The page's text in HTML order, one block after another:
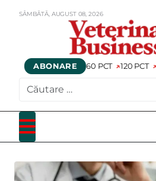
SÂMBĂTĂ, AUGUST 08,2026
ABONARE 60 PCT 120 PCT